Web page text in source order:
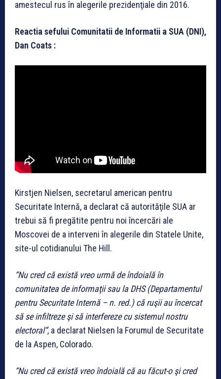
amestecul rus în alegerile prezidenţiale din 2016.
Reactia sefului Comunitatii de Informatii a SUA (DNI),
Dan Coats :
Kirstjen Nielsen, secretarul american pentru
Securitate Internă, a declarat că autorităţile SUA ar
trebui să fi pregătite pentru noi încercări ale
Moscovei de a interveni în alegerile din Statele Unite,
site-ul cotidianului The Hill.
“Nu cred că există vreo urmă de îndoială în
comunitatea de informaţii sau la DHS (Departamentul
pentru Securitate Internă – n. red.) că ruşii au încercat
să se infiltreze şi să interfereze cu sistemul nostru
electoral”, a declarat Nielsen la Forumul de Securitate
de la Aspen, Colorado.
“Nu cred că există vreo îndoială că au făcut-o şi cred